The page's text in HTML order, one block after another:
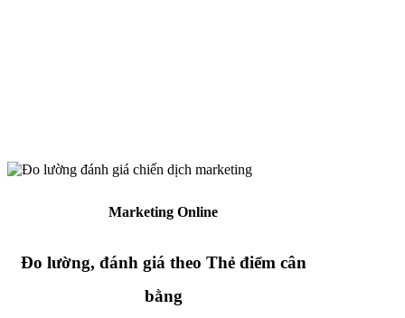
Marketing Online
Đo lường, đánh giá theo Thẻ điểm cân
bằng